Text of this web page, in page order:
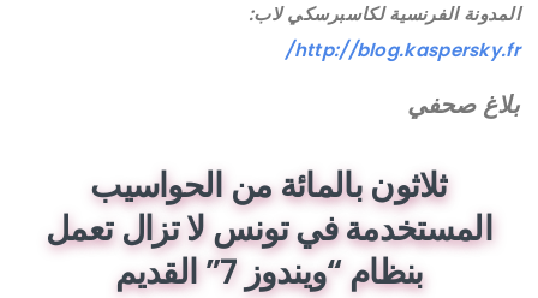
المدونة الفرنسية لكاسبرسكي لاب:
http://blog.kaspersky.fr/
بلاغ صحفي
ثلاثون بالمائة من الحواسيب
المستخدمة في تونس لا تزال تعمل
بنظام “ويندوز 7” القديم